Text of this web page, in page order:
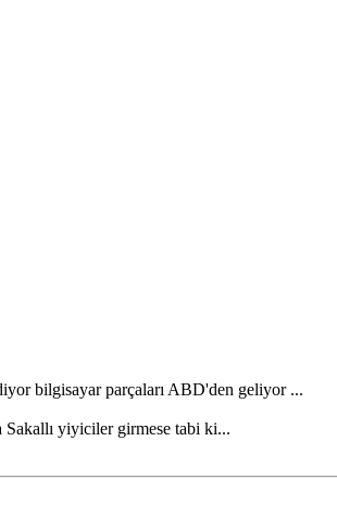
bilgisayar parçaları ABD'den geliyor ...
yiyiciler girmese tabi ki...